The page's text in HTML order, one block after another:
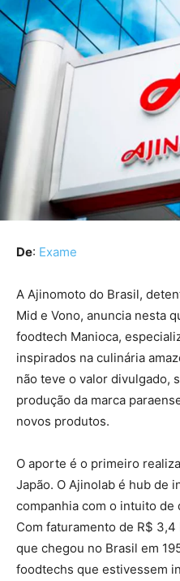
De: Exame
A Ajinomoto do Brasil,
Mid e Vono, anuncia nesta
foodtech Manioca,
inspirados na culinária
não teve o valor divulgado,
produção da marca
novos produtos.
O aporte é o primeiro
Japão. O Ajinolab é hub de
companhia com o intuito
Com faturamento de R$
que chegou no Brasil em
foodtechs que estivessem